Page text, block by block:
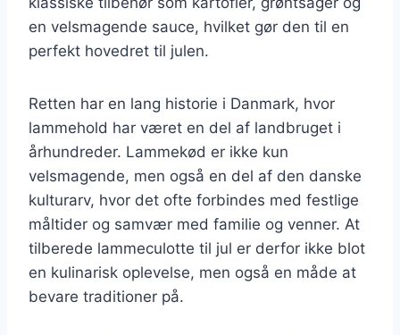
en velsmagende sauce, hvilket gør den til en
perfekt hovedret til julen.
Retten har en lang historie i Danmark, hvor
lammehold har været en del af landbruget i
århundreder. Lammekød er ikke kun
velsmagende, men også en del af den danske
kulturarv, hvor det ofte forbindes med festlige
måltider og samvær med familie og venner. At
tilberede lammeculotte til jul er derfor ikke blot
en kulinarisk oplevelse, men også en måde at
bevare traditioner på.